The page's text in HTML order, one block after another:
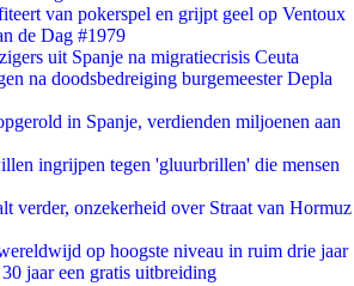
van pokerspel en grijpt geel op Ventoux
de Dag #1979
uit Spanje na migratiecrisis Ceuta
na doodsbedreiging burgemeester Depla
in Spanje, verdienden miljoenen aan
ingrijpen tegen 'gluurbrillen' die mensen
verder, onzekerheid over Straat van Hormuz
op hoogste niveau in ruim drie jaar
jaar een gratis uitbreiding